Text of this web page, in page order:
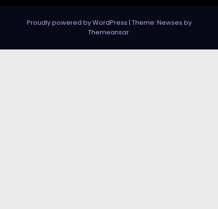
Proudly powered by WordPress | Theme: Newses by
Themeansar.